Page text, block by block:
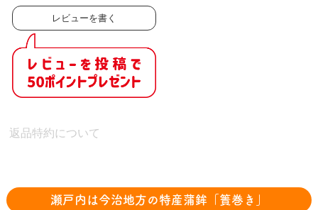
レビューを書く
返品特約について
瀬戸内は今治地方の特産蒲鉾「簀巻き」